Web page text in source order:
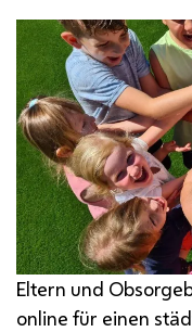
Eltern und
online für einen